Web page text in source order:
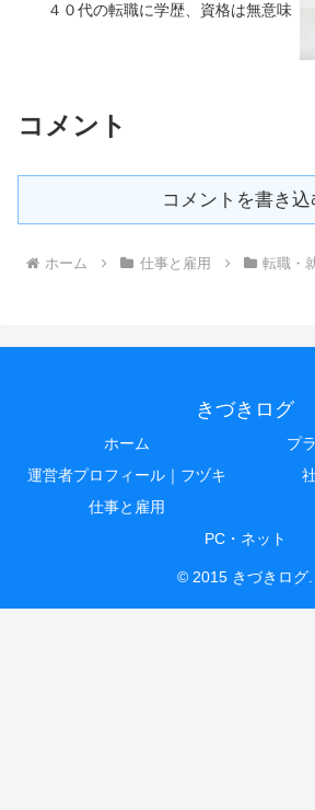
４０代の転職に学歴、資格は無意味
コメント
コメントを書き込
ホーム 仕事と雇用 転職・
きづきログ
ホーム
プ
運営者プロフィール｜フヅキ
仕事と雇用
PC・ネット
© 2015 きづきログ.